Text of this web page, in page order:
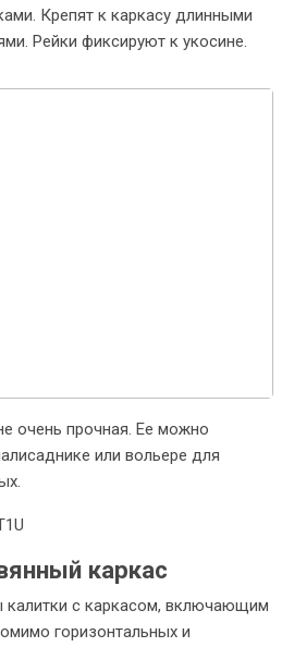
Крепят к каркасу длинными
Рейки фиксируют к укосине.
очень прочная. Ее можно
или вольере для
каркас
калитки с каркасом, включающим
горизонтальных и